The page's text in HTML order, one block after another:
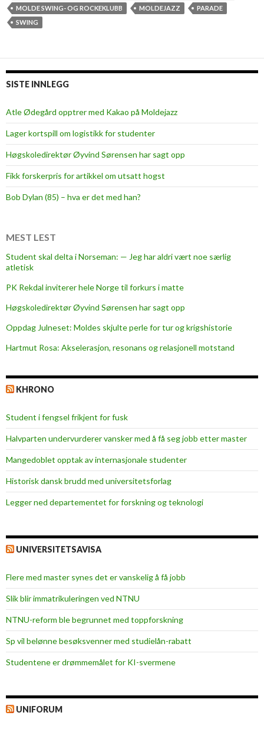
n
r
l
w
i
t
h
i
e
u
b
r
l
MOLDE SWING- OG ROCKEKLUBB
MOLDEJAZZ
PARADE
SWING
SISTE INNLEGG
Atle Ødegård opptrer med Kakao på Moldejazz
Lager kortspill om logistikk for studenter
Høgskoledirektør Øyvind Sørensen har sagt opp
Fikk forskerpris for artikkel om utsatt hogst
Bob Dylan (85) – hva er det med han?
MEST LEST
Student skal delta i Norseman: — Jeg har aldri vært noe særlig
atletisk
PK Rekdal inviterer hele Norge til forkurs i matte
Høgskoledirektør Øyvind Sørensen har sagt opp
Oppdag Julneset: Moldes skjulte perle for tur og krigshistorie
Hartmut Rosa: Akselerasjon, resonans og relasjonell motstand
KHRONO
Student i fengsel frikjent for fusk
Halvparten undervurderer vansker med å få seg jobb etter master
Mangedoblet opptak av internasjonale studenter
Historisk dansk brudd med universitetsforlag
Legger ned departementet for forskning og teknologi
UNIVERSITETSAVISA
Flere med master synes det er vanskelig å få jobb
Slik blir immatrikuleringen ved NTNU
NTNU-reform ble begrunnet med toppforskning
Sp vil belønne besøksvenner med studielån-rabatt
Studentene er drømmemålet for KI-svermene
UNIFORUM